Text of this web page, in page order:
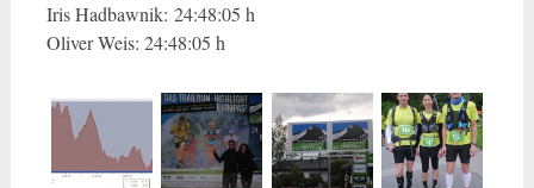
Iris Hadbawnik: 24:48:05 h
Oliver Weis: 24:48:05 h